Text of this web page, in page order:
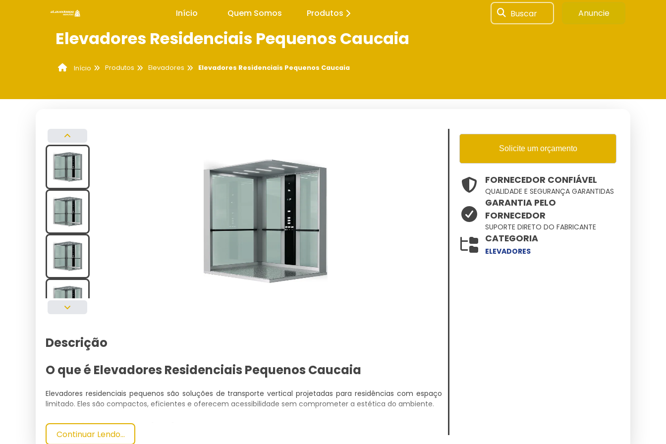
Início Quem Somos Produtos Buscar Anuncie
Elevadores Residenciais Pequenos Caucaia
Início Produtos Elevadores Elevadores Residenciais Pequenos Caucaia
Descrição
O que é Elevadores Residenciais Pequenos Caucaia
Elevadores residenciais pequenos são soluções de transporte vertical projetadas para residências com espaço
limitado. Eles são compactos, eficientes e oferecem acessibilidade sem comprometer a estética do ambiente.
Especificações Técnicas
Continuar Lendo...
Solicite um orçamento
FORNECEDOR CONFIÁVEL
QUALIDADE E SEGURANÇA GARANTIDAS
GARANTIA PELO
FORNECEDOR
SUPORTE DIRETO DO FABRICANTE
CATEGORIA
ELEVADORES